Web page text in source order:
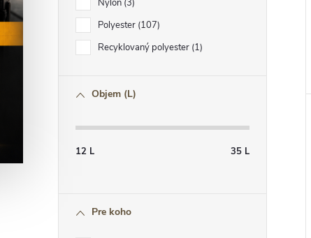
Nylon 3
Polyester 107
Recyklovaný polyester 1
Objem (L)
12 L 35 L
Pre koho